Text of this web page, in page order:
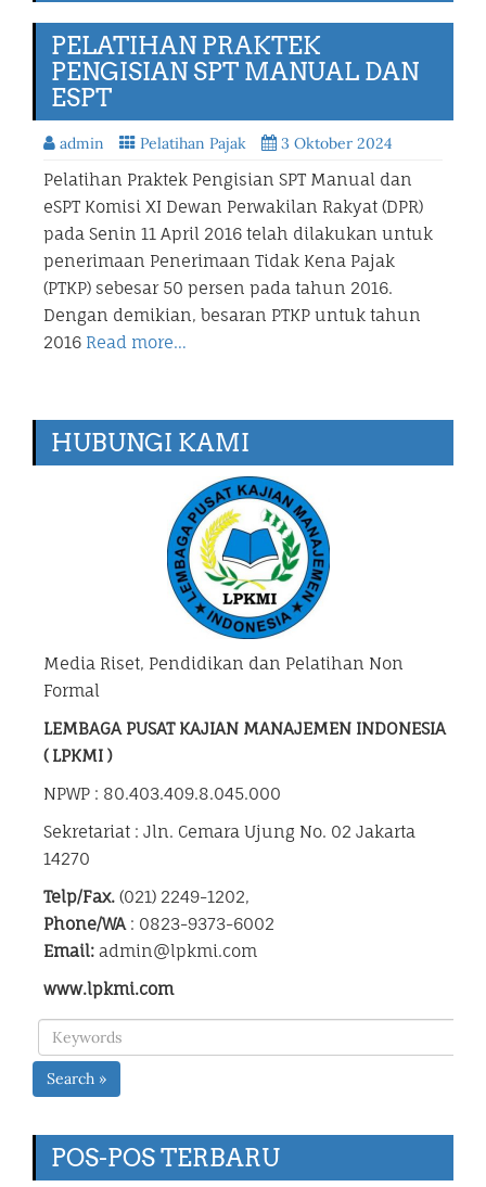
PELATIHAN PRAKTEK
PENGISIAN SPT MANUAL DAN
ESPT
admin Pelatihan Pajak 3 Oktober 2024
Pelatihan Praktek Pengisian SPT Manual dan
eSPT Komisi XI Dewan Perwakilan Rakyat (DPR)
pada Senin 11 April 2016 telah dilakukan untuk
penerimaan Penerimaan Tidak Kena Pajak
(PTKP) sebesar 50 persen pada tahun 2016.
Dengan demikian, besaran PTKP untuk tahun
2016 Read more…
HUBUNGI KAMI
Media Riset, Pendidikan dan Pelatihan Non
Formal
LEMBAGA PUSAT KAJIAN MANAJEMEN INDONESIA
( LPKMI )
NPWP : 80.403.409.8.045.000
Sekretariat : Jln. Cemara Ujung No. 02 Jakarta
14270
Telp/Fax. (021) 2249-1202,
Phone/WA: 0823-9373-6002
Email: admin@lpkmi.com
www.lpkmi.com
Search »
POS-POS TERBARU